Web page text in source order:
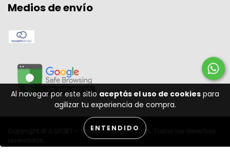
Al navegar por este sitio aceptás el uso de cookies para
agilizar tu experiencia de compra.
ENTENDIDO
Medios de envío
Copyright W A SPORT - 11301556000134 - 2026. Todos los derechos
reservados.